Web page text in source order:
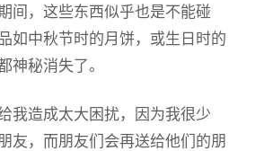
间，这些东西似乎也是不能碰
如中秋节时的月饼，或生日时的
神秘消失了。
我造成太大困扰，因为我很少
友，而朋友们会再送给他们的朋